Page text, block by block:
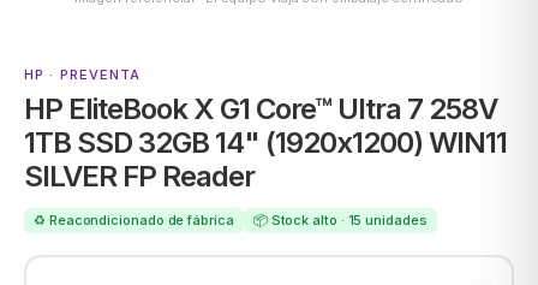
ASUS
HP · PREVENTA
HP EliteBook X G1 Core™ Ultra 7 258V
1TB SSD 32GB 14" (1920x1200) WIN11
SILVER FP Reader
♻️ Reacondicionado de fábrica 📦 Stock alto · 15 unidades